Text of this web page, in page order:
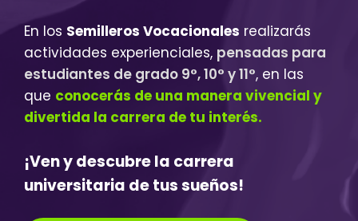
En los Semilleros Vocacionales realizarás
actividades experienciales, pensadas para
estudiantes de grado 9°, 10° y 11°, en las
que conocerás de una manera vivencial y
divertida la carrera de tu interés.
¡Ven y descubre la carrera
universitaria de tus sueños!